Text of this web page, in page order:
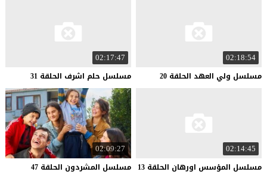
02:18:54
مسلسل ولي العهد الحلقة 20
02:17:47
مسلسل حلم اشرف الحلقة 31
02:14:45
مسلسل المؤسس اورهان الحلقة 13
02:09:27
مسلسل المشردون الحلقة 47